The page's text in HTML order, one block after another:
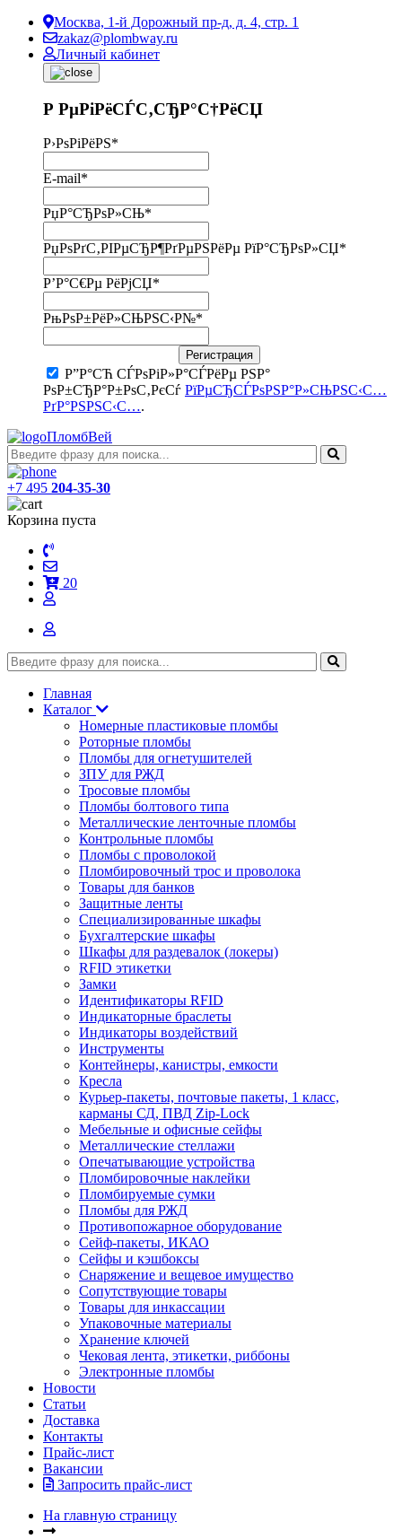
Москва, 1-й Дорожный пр-д, д. 4, стр. 1
zakaz@plombway.ru
Личный кабинет
Р РµРіРёСЃС‚СЂР°С†РёСЏ
Р›РѕРіРёРЅ*
E-mail*
РџР°СЂРѕР»СЊ*
РџРѕРґС‚РІРµСЂР¶РґРµРЅРёРµ РїР°СЂРѕР»СЏ*
Р’Р°С€Рµ РёРјСЏ*
РњРѕР±РёР»СЊРЅС‹Р№*
Регистрация
Р”Р°СЋ СЃРѕРіР»Р°СЃРёРµ РЅР°
РѕР±СЂР°Р±РѕС‚РєСѓ РїРµСЂСЃРѕРЅР°Р»СЊРЅС‹С…
РґР°РЅРЅС‹С….
ПломбВей
+7 495 204-35-30
Корзина пуста
20
Главная
Каталог
Номерные пластиковые пломбы
Роторные пломбы
Пломбы для огнетушителей
ЗПУ для РЖД
Тросовые пломбы
Пломбы болтового типа
Металлические ленточные пломбы
Контрольные пломбы
Пломбы с проволокой
Пломбировочный трос и проволока
Товары для банков
Защитные ленты
Cпециализированные шкафы
Бухгалтерские шкафы
Шкафы для раздевалок (локеры)
RFID этикетки
Замки
Идентификаторы RFID
Индикаторные браслеты
Индикаторы воздействий
Инструменты
Контейнеры, канистры, емкости
Кресла
Курьер-пакеты, почтовые пакеты, 1 класс,
карманы СД, ПВД Zip-Lock
Мебельные и офисные сейфы
Металлические стеллажи
Опечатывающие устройства
Пломбировочные наклейки
Пломбируемые сумки
Пломбы для РЖД
Противопожарное оборудование
Сейф-пакеты, ИКАО
Сейфы и кэшбоксы
Снаряжение и вещевое имущество
Сопутствующие товары
Товары для инкассации
Упаковочные материалы
Хранение ключей
Чековая лента, этикетки, риббоны
Электронные пломбы
Новости
Статьи
Доставка
Контакты
Прайс-лист
Вакансии
Запросить прайс-лист
На главную страницу